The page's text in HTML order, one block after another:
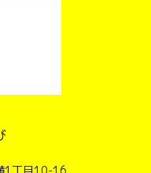
1丁目10-16